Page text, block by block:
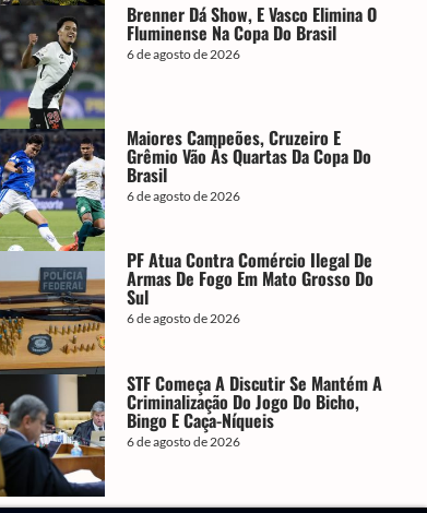
Brenner Dá Show, E Vasco Elimina O
Fluminense Na Copa Do Brasil
6 de agosto de 2026
Maiores Campeões, Cruzeiro E
Grêmio Vão Às Quartas Da Copa Do
Brasil
6 de agosto de 2026
PF Atua Contra Comércio Ilegal De
Armas De Fogo Em Mato Grosso Do
Sul
6 de agosto de 2026
STF Começa A Discutir Se Mantém A
Criminalização Do Jogo Do Bicho,
Bingo E Caça-Níqueis
6 de agosto de 2026